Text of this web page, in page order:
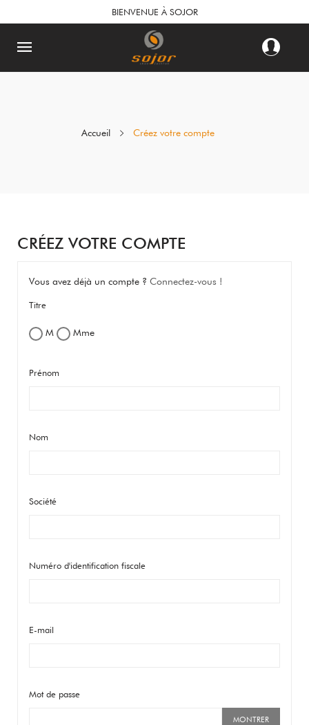
BIENVENUE À SOJOR
Accueil Créez votre compte
CRÉEZ VOTRE COMPTE
Vous avez déjà un compte ? Connectez-vous !
Titre
M Mme
Prénom
Nom
Société
Numéro d'identification fiscale
E-mail
Mot de passe
MONTRER